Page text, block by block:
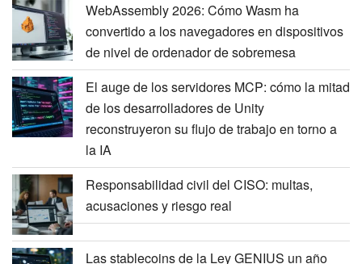
WebAssembly 2026: Cómo Wasm ha
convertido a los navegadores en dispositivos
de nivel de ordenador de sobremesa
El auge de los servidores MCP: cómo la mitad
de los desarrolladores de Unity
reconstruyeron su flujo de trabajo en torno a
la IA
Responsabilidad civil del CISO: multas,
acusaciones y riesgo real
Las stablecoins de la Ley GENIUS un año